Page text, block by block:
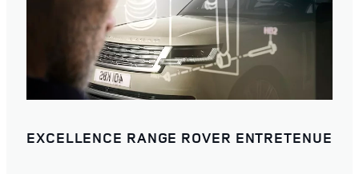
EXCELLENCE RANGE ROVER ENTRETENUE